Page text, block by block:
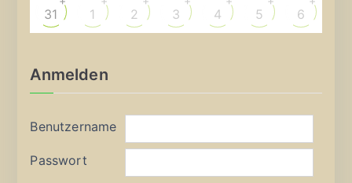
31 1 2 3 4 5 6
Anmelden
Benutzername
Passwort